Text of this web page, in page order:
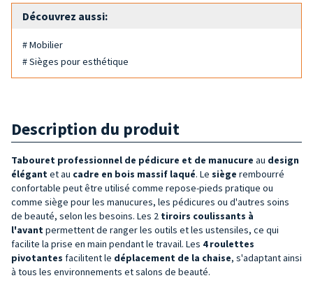
Découvrez aussi:
# Mobilier
# Sièges pour esthétique
Description du produit
Tabouret professionnel de pédicure et de manucure au design
élégant et au cadre en bois massif laqué. Le siège rembourré
confortable peut être utilisé comme repose-pieds pratique ou
comme siège pour les manucures, les pédicures ou d'autres soins
de beauté, selon les besoins. Les 2 tiroirs coulissants à
l'avant permettent de ranger les outils et les ustensiles, ce qui
facilite la prise en main pendant le travail. Les 4 roulettes
pivotantes facilitent le déplacement de la chaise, s'adaptant ainsi
à tous les environnements et salons de beauté.